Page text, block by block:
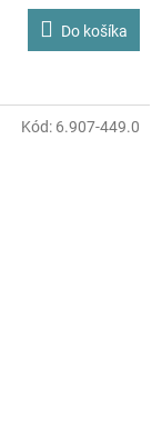
Do košíka
Kód: 6.907-449.0